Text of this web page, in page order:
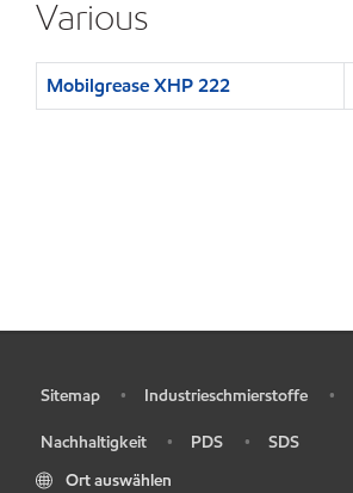
Various
Mobilgrease XHP 222
Sitemap • Industrieschmierstoffe •
Nachhaltigkeit • PDS •
SDS
Ort auswählen